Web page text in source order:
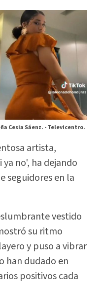
Cesia Sáenz. -Televicentro.
artista,
no', ha dejando
seguidores en la
vestido
su ritmo
y puso a vibrar
han dudado en
positivos cada